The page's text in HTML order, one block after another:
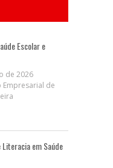
Escolar e
de 2026
Empresarial de
Literacia em Saúde